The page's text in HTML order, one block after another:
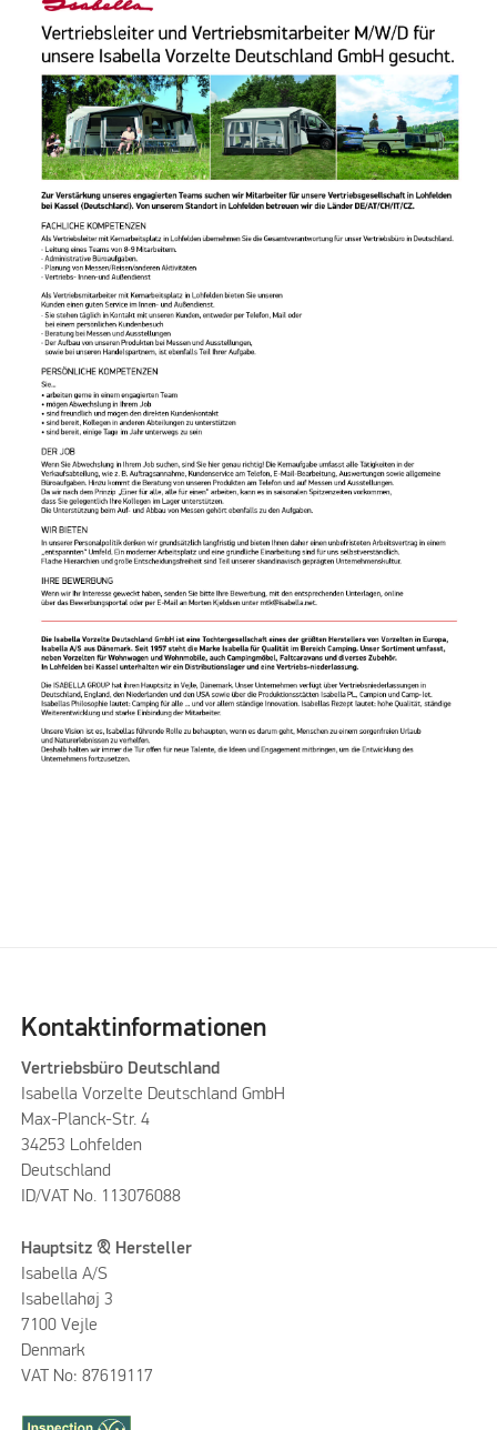
Kontaktinformationen
Vertriebsbüro Deutschland
Isabella Vorzelte Deutschland GmbH
Max-Planck-Str. 4
34253 Lohfelden
Deutschland
ID/VAT No. 113076088
Hauptsitz & Hersteller
Isabella A/S
Isabellahøj 3
7100 Vejle
Denmark
VAT No: 87619117